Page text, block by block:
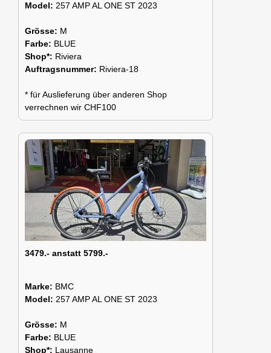
Model: 257 AMP AL ONE ST 2023
Grösse: M
Farbe: BLUE
Shop*: Riviera
Auftragsnummer: Riviera-18
* für Auslieferung über anderen Shop
verrechnen wir CHF100
3479.- anstatt 5799.-
Marke: BMC
Model: 257 AMP AL ONE ST 2023
Grösse: M
Farbe: BLUE
Shop*: Lausanne